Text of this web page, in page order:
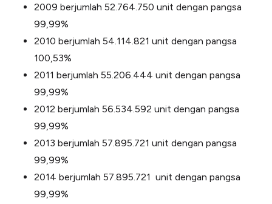
2009 berjumlah 52.764.750 unit dengan pangsa
99,99%
2010 berjumlah 54.114.821 unit dengan pangsa
100,53%
2011 berjumlah 55.206.444 unit dengan pangsa
99,99%
2012 berjumlah 56.534.592 unit dengan pangsa
99,99%
2013 berjumlah 57.895.721 unit dengan pangsa
99,99%
2014 berjumlah 57.895.721 unit dengan pangsa
99,99%